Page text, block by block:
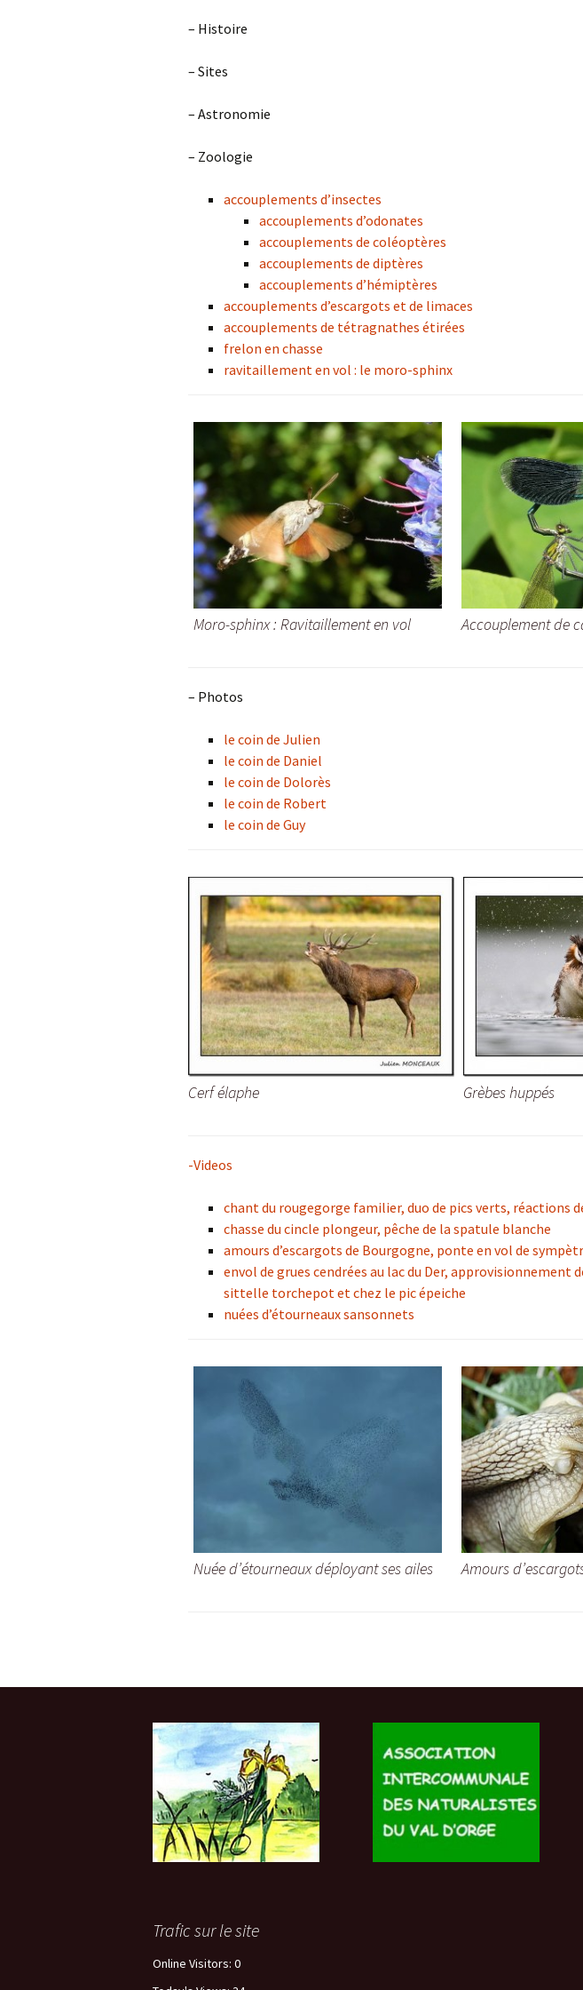
– Histoire
– Sites
– Astronomie
– Zoologie
accouplements d’insectes
accouplements d’odonates
accouplements de coléoptères
accouplements de diptères
accouplements d’hémiptères
accouplements d’escargots et de limaces
accouplements de tétragnathes étirées
frelon en chasse
ravitaillement en vol : le moro-sphinx
Moro-sphinx : Ravitaillement en vol Accouplement de
– Photos
le coin de Julien
le coin de Daniel
le coin de Dolorès
le coin de Robert
le coin de Guy
Cerf élaphe Grèbes huppés
-Videos
chant du rougegorge familier, duo de pics verts, réactions
chasse du cincle plongeur, pêche de la spatule blanche
amours d’escargots de Bourgogne, ponte en vol de
envol de grues cendrées au lac du Der, approvisionnement
sittelle torchepot et chez le pic épeiche
nuées d’étourneaux sansonnets
Nuée d’étourneaux déployant ses ailes Amours
Trafic sur le site
Online Visitors: 0